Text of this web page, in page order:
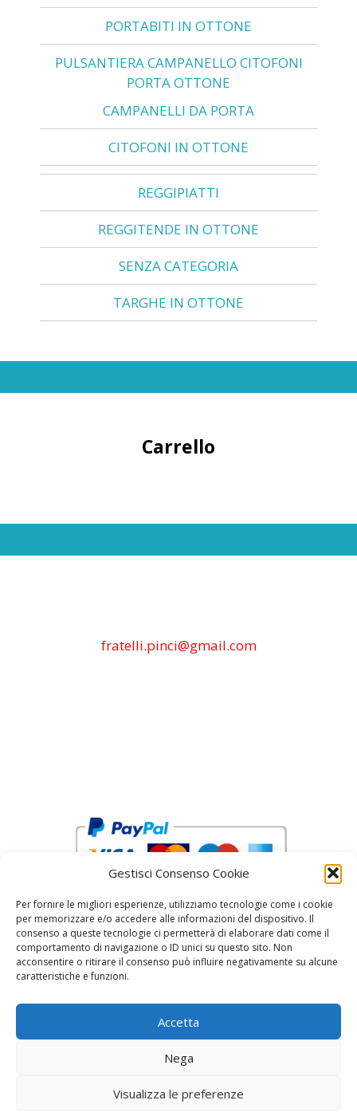
Gestisci Consenso Cookie
Per fornire le migliori esperienze, utilizziamo tecnologie come i cookie
per memorizzare e/o accedere alle informazioni del dispositivo. Il
consenso a queste tecnologie ci permetterà di elaborare dati come il
comportamento di navigazione o ID unici su questo sito. Non
acconsentire o ritirare il consenso può influire negativamente su alcune
caratteristiche e funzioni.
Accetta
Nega
Visualizza le preferenze
PORTABITI IN OTTONE
PULSANTIERA CAMPANELLO CITOFONI
PORTA OTTONE
CAMPANELLI DA PORTA
CITOFONI IN OTTONE
REGGIPIATTI
REGGITENDE IN OTTONE
SENZA CATEGORIA
TARGHE IN OTTONE
Carrello
fratelli.pinci@gmail.com
reCAPTCHA Google’s Privacy Policy and
© 2026 Fratelli Pinci by Fonderia Fattorini